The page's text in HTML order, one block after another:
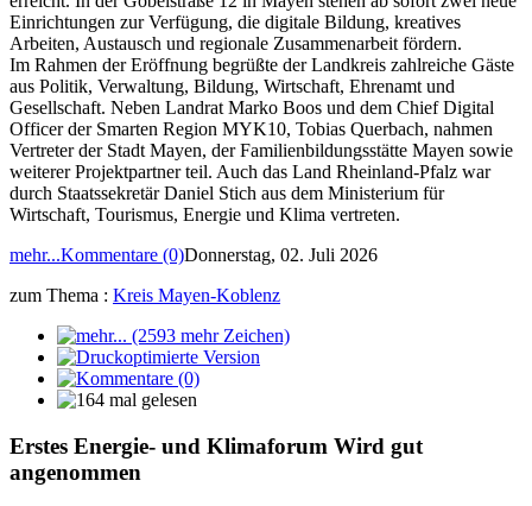
Einrichtungen zur Verfügung, die digitale Bildung, kreatives
Arbeiten, Austausch und regionale Zusammenarbeit fördern.
Im Rahmen der Eröffnung begrüßte der Landkreis zahlreiche Gäste
aus Politik, Verwaltung, Bildung, Wirtschaft, Ehrenamt und
Gesellschaft. Neben Landrat Marko Boos und dem Chief Digital
Officer der Smarten Region MYK10, Tobias Querbach, nahmen
Vertreter der Stadt Mayen, der Familienbildungsstätte Mayen sowie
weiterer Projektpartner teil. Auch das Land Rheinland-Pfalz war
durch Staatssekretär Daniel Stich aus dem Ministerium für
Wirtschaft, Tourismus, Energie und Klima vertreten.
mehr...Kommentare (0)Donnerstag, 02. Juli 2026
zum Thema : Kreis Mayen-Koblenz
Erstes Energie- und Klimaforum Wird gut
angenommen